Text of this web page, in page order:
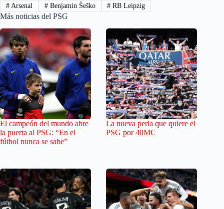
#Arsenal #Benjamin Šeško # RB Leipzig
Más noticias del PSG
El campeón del mundo abre
la puerta al PSG: “En el
fútbol nunca se sabe”
La nueva perla que quiere el
PSG por 40M€